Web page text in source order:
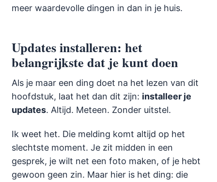
meer waardevolle dingen in dan in je huis.
Updates installeren: het
belangrijkste dat je kunt doen
Als je maar een ding doet na het lezen van dit
hoofdstuk, laat het dan dit zijn: installeer je
updates. Altijd. Meteen. Zonder uitstel.
Ik weet het. Die melding komt altijd op het
slechtste moment. Je zit midden in een
gesprek, je wilt net een foto maken, of je hebt
gewoon geen zin. Maar hier is het ding: die